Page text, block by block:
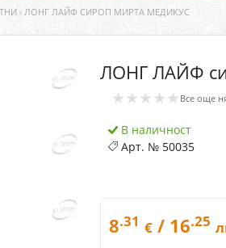
% Хранителни добавки %
Болно гърло
Кости и стави
Храносмилателна
Инхалатори
Кости и стави
Храни и напитки Уреди
Детска козметика
Уреди
Хигиена на тялото
› ЛОНГ ЛАЙФ СИРОП МИРТА МЕДИКУС
ЛОНГ ЛАЙФ
★★★★★ Все още
В наличност
Арт. № 50035
8.31 € / 16.25